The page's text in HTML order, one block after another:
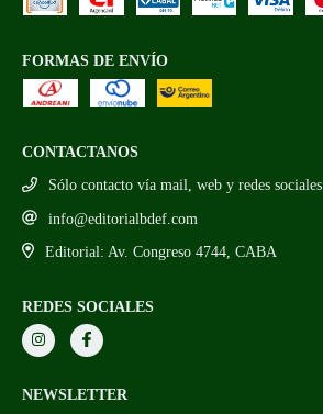
FORMAS DE ENVÍO
CONTACTANOS
Sólo contacto vía mail, web y redes sociales
info@editorialbdef.com
Editorial: Av. Congreso 4744, CABA
REDES SOCIALES
NEWSLETTER